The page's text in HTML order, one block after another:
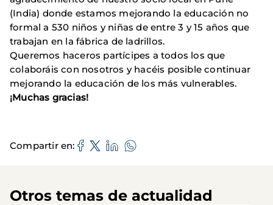
(India) donde estamos mejorando la educación no
formal a 530 niños y niñas de entre 3 y 15 años que
trabajan en la fábrica de ladrillos.
Queremos haceros partícipes a todos los que
colaboráis con nosotros y hacéis posible continuar
mejorando la educación de los más vulnerables.
¡Muchas gracias!
Compartir en
Otros temas de actualidad